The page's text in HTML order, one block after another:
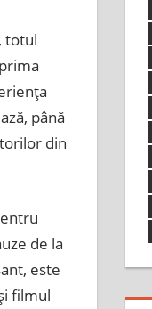
totul
până
din
de la
este
filmul